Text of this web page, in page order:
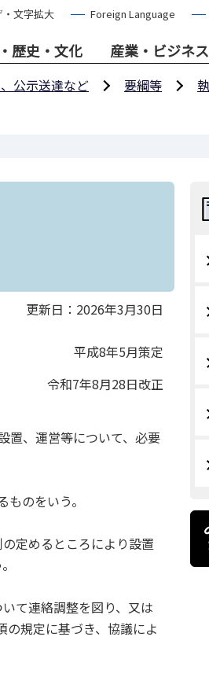
・文字拡大 Foreign Language
歴史・文化 産業・ビジネス
公示送達など 要綱等
更新日：2026年3月30日
平成8年5月策定
令和7年8月28日改正
置、運営等について、必要
のをいう。
定めるところにより設置
て連絡調整を図り、又は
規定に基づき、協議によ